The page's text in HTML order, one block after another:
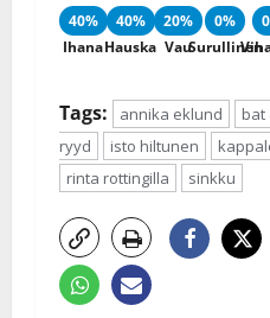
40%
Ihana
40%
Hauska
20%
Vau
0%
Surullinen
Tags: annika eklund
bat
ryyd
isto hiltunen
rinta rottingilla
sinkku